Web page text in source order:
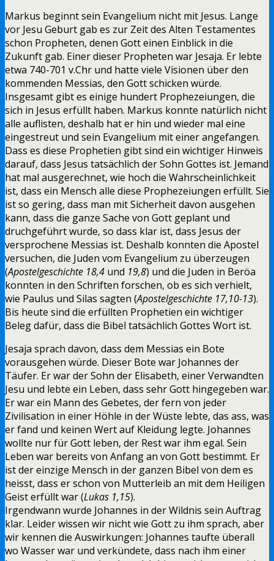
Markus beginnt sein Evangelium nicht mit Jesus. Lange
vor Jesu Geburt gab es zur Zeit des Alten Testamentes
schon Propheten, denen Gott einen Einblick in die
Zukunft gab. Einer dieser Propheten war Jesaja. Er lebte
etwa 740-701 v.Chr und hatte viele Visionen über den
kommenden Messias, den Gott schicken würde.
Insgesamt gibt es einige hundert Prophezeiungen, die
sich in Jesus erfüllt haben. Markus konnte natürlich nicht
alle auflisten, deshalb hat er hin und wieder mal eine
eingestreut und sein Evangelium mit einer angefangen.
Dass es diese Prophetien gibt sind ein wichtiger Hinweis
darauf, dass Jesus tatsächlich der Sohn Gottes ist. Jemand
hat mal ausgerechnet, wie hoch die Wahrscheinlichkeit
ist, dass ein Mensch alle diese Prophezeiungen erfüllt. Sie
ist so gering, dass man mit Sicherheit davon ausgehen
kann, dass die ganze Sache von Gott geplant und
druchgeführt wurde, so dass klar ist, dass Jesus der
versprochene Messias ist. Deshalb konnten die Apostel
versuchen, die Juden vom Evangelium zu überzeugen
(Apostelgeschichte 18,4 und 19,8) und die Juden in Beröa
konnten in den Schriften forschen, ob es sich verhielt,
wie Paulus und Silas sagten (Apostelgeschichte 17,10-13).
Bis heute sind die erfüllten Prophetien ein wichtiger
Beleg dafür, dass die Bibel tatsächlich Gottes Wort ist.
Jesaja sprach davon, dass dem Messias ein Bote
vorausgehen würde. Dieser Bote war Johannes der
Täufer. Er war der Sohn der Elisabeth, einer Verwandten
Jesu und lebte ein Leben, dass sehr Gott hingegeben war.
Er war ein Mann des Gebetes, der fern von jeder
Zivilisation in einer Höhle in der Wüste lebte, das ass, was
er fand und keinen Wert auf Kleidung legte. Johannes
wollte nur für Gott leben, der Rest war ihm egal. Sein
Leben war bereits von Anfang an von Gott bestimmt. Er
ist der einzige Mensch in der ganzen Bibel von dem es
heisst, dass er schon von Mutterleib an mit dem Heiligen
Geist erfüllt war (Lukas 1,15).
Irgendwann wurde Johannes in der Wildnis sein Auftrag
klar. Leider wissen wir nicht wie Gott zu ihm sprach, aber
wir kennen die Auswirkungen: Johannes taufte überall
wo Wasser war und verkündete, dass nach ihm einer